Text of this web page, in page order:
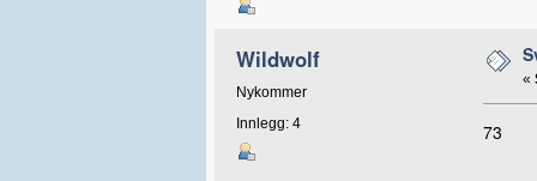
Wildwolf
Nykommer
Innlegg: 4
«
73